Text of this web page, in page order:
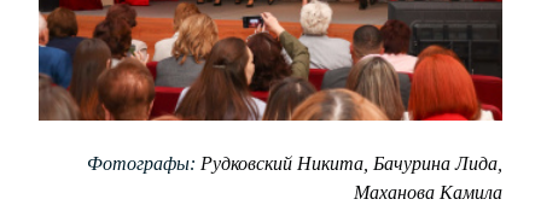
Фотографы: Рудковский Никита, Бачурина Лида,
Маханова Камила